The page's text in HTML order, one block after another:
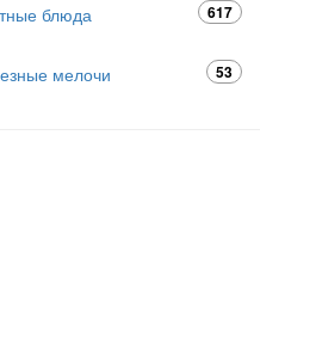
блюда 617
мелочи 53